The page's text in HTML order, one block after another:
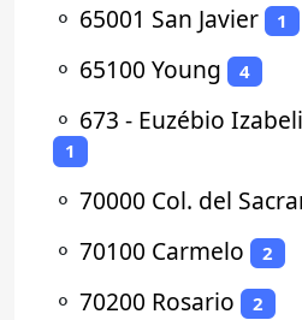
⚬ 65001 San Javier 1
⚬ 65100 Young 4
⚬ 673 - Euzébio
1
⚬ 70000 Col. del
⚬ 70100 Carmelo 2
⚬ 70200 Rosario 2